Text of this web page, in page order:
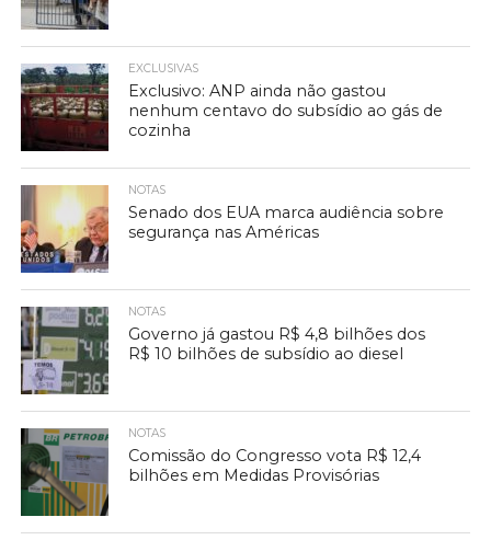
EXCLUSIVAS
Exclusivo: ANP ainda não gastou
nenhum centavo do subsídio ao gás de
cozinha
NOTAS
Senado dos EUA marca audiência sobre
segurança nas Américas
NOTAS
Governo já gastou R$ 4,8 bilhões dos
R$ 10 bilhões de subsídio ao diesel
NOTAS
Comissão do Congresso vota R$ 12,4
bilhões em Medidas Provisórias